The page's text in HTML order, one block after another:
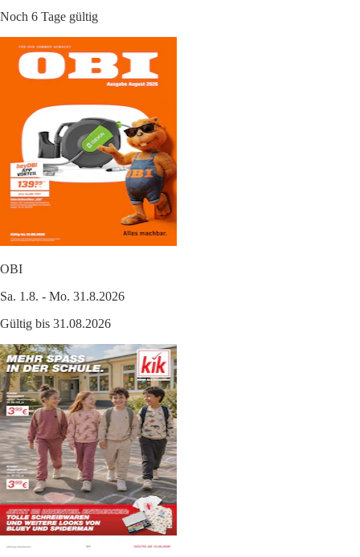
Noch 6 Tage gültig
OBI
Sa. 1.8. - Mo. 31.8.2026
Gültig bis 31.08.2026